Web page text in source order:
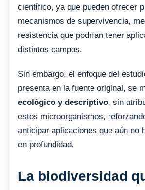
científico, ya que pueden ofrecer
mecanismos de supervivencia,
resistencia que podrían tener
distintos campos.
Sin embargo, el enfoque del
presenta en la fuente original, se
ecológico y descriptivo, sin
estos microorganismos,
anticipar aplicaciones que aún no
en profundidad.
La biodiversidad